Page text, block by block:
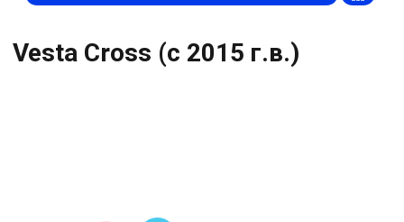
Vesta Cross (с 2015 г.в.)